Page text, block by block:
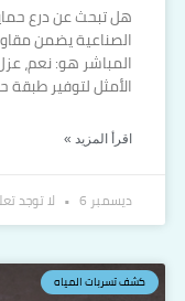
هل تبحث عن درع
الصناعية يضمن
المباشر هو: نعم،
الأمثل لتوفير طبقة
اقرأ المزيد »
ديسمبر 6 لا توجد
كشف تسربات المياه